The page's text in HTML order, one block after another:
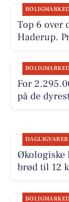
Top 6 over
Haderup.
For
på de
DAGLIGVARER
Økologiske
brød til 12